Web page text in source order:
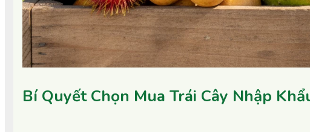
Bí Quyết Chọn Mua Trái Cây Nhập